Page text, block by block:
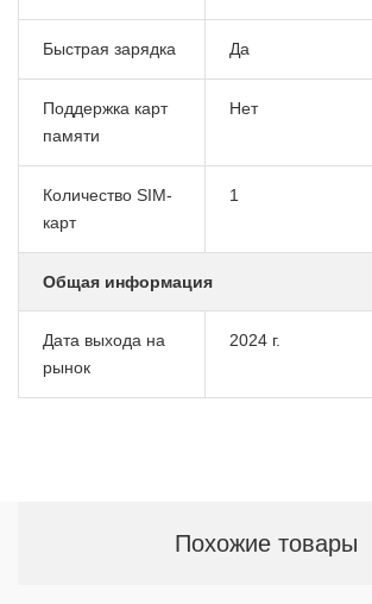
Быстрая зарядка Да
Поддержка карт
памяти
Нет
Количество SIM-
карт
1
Общая информация
Дата выхода на
рынок
2024 г.
Похожие товары